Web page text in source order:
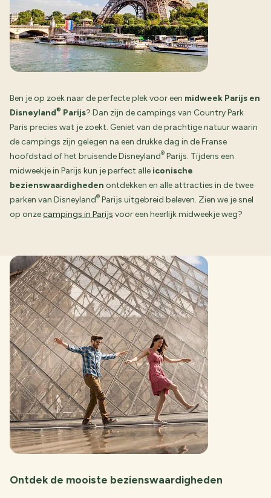
Ben je op zoek naar de perfecte plek voor een midweek Parijs en
Disneyland® Parijs? Dan zijn de campings van Country Park
Paris precies wat je zoekt. Geniet van de prachtige natuur waarin
de campings zijn gelegen na een drukke dag in de Franse
hoofdstad of het bruisende Disneyland® Parijs. Tijdens een
midweekje in Parijs kun je perfect alle iconische
bezienswaardigheden ontdekken en alle attracties in de twee
parken van Disneyland® Parijs uitgebreid beleven. Zien we je snel
op onzecampings in Parijs voor een heerlijk midweekje weg?
Ontdek de mooiste bezienswaardigheden